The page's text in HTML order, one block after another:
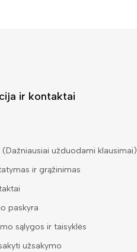
ir kontaktai
(Dažniausiai užduodami klausimai)
ir grąžinimas
paskyra
sąlygos ir taisyklės
užsakymo